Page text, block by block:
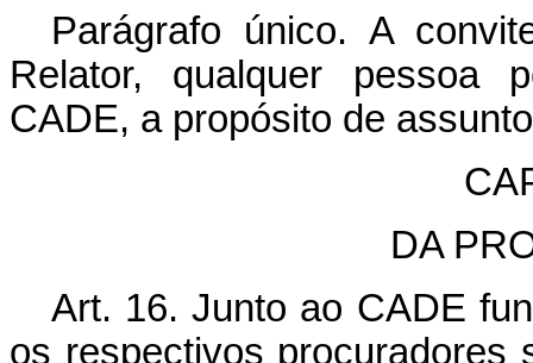
Parágrafo único. A
Relator, qualquer pessoa
CADE, a propósito de
DA
Art. 16. Junto ao CADE
os respectivos procuradores